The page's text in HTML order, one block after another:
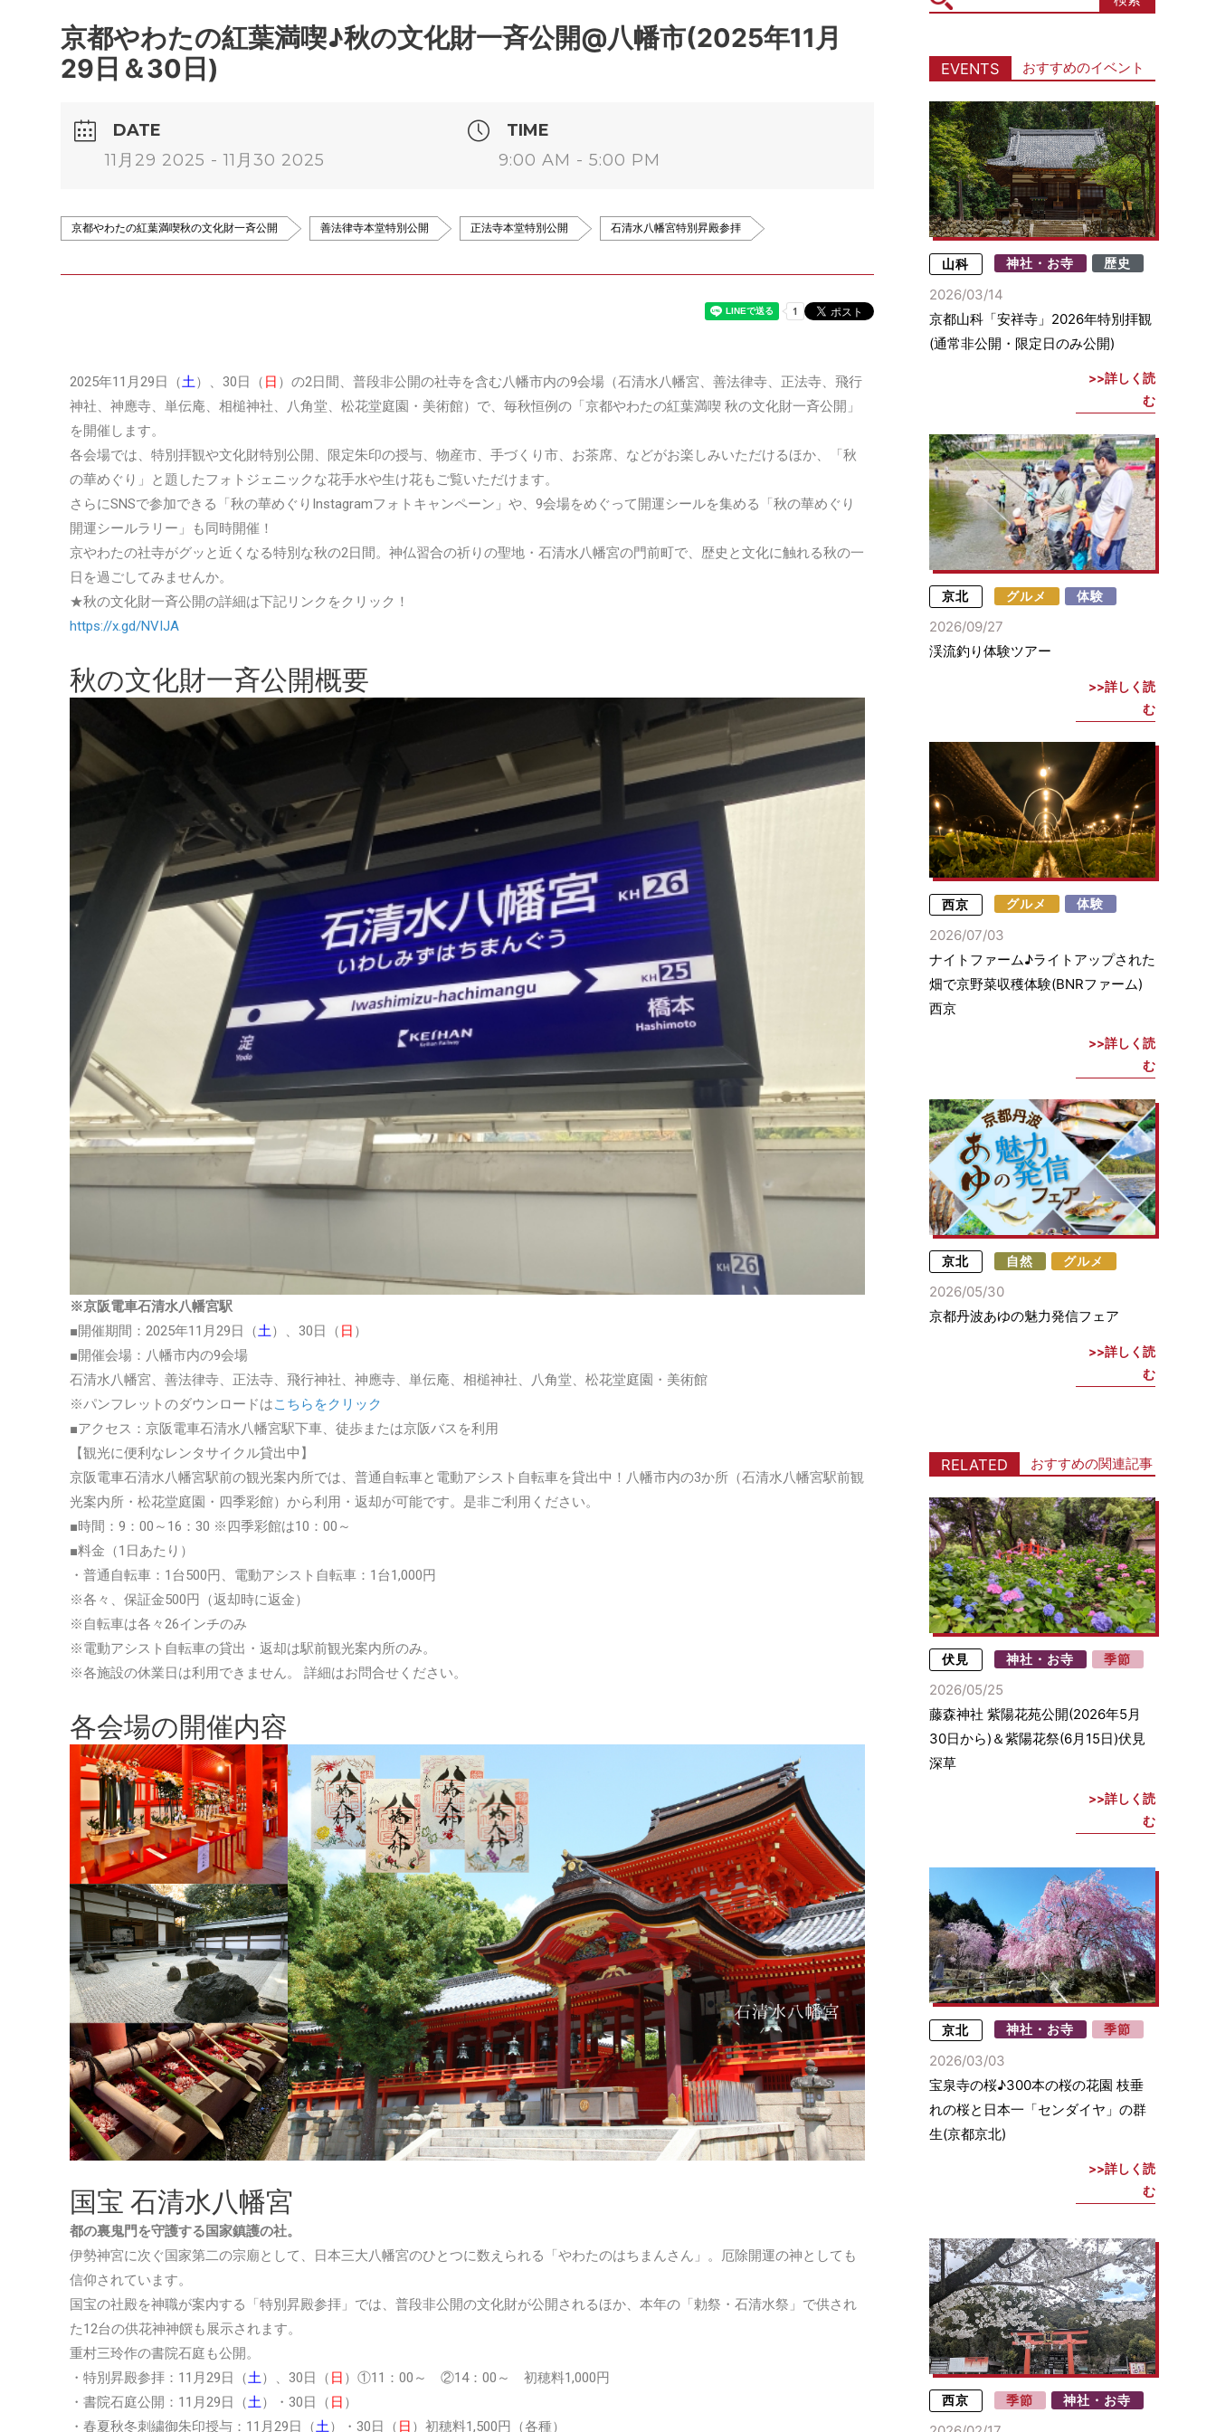
京都やわたの紅葉満喫♪秋の文化財一斉公開@八幡市(2025年11月
29日＆30日)
DATE
11月29 2025 - 11月30 2025
TIME
9:00 AM - 5:00 PM
京都やわたの紅葉満喫秋の文化財一斉公開 善法律寺本堂特別公開 正法寺本堂特別公開 石清水八幡宮特別昇殿参拝
2025年11月29日（土）、30日（ 日 ）の2日間、普段非公開の社寺を含む八幡市内の9会場（石清水八幡宮、善法律寺、正法寺、飛行
神社、神應寺、単伝庵、相槌神社、八角堂、松花堂庭園・美術館）で、毎秋恒例の「京都やわたの紅葉満喫 秋の文化財一斉公開」
を開催します。
各会場では、特別拝観や文化財特別公開、限定朱印の授与、物産市、手づくり市、お茶席、などがお楽しみいただけるほか、「秋
の華めぐり」と題したフォトジェニックな花手水や生け花もご覧いただけます。
さらにSNSで参加できる「秋の華めぐりInstagramフォトキャンペーン」や、9会場をめぐって開運シールを集める「秋の華めぐり
開運シールラリー」も同時開催！
京やわたの社寺がグッと近くなる特別な秋の2日間。神仏習合の祈りの聖地・石清水八幡宮の門前町で、歴史と文化に触れる秋の一
日を過ごしてみませんか。
★秋の文化財一斉公開の詳細は下記リンクをクリック！
https://x.gd/NVIJA
秋の文化財一斉公開概要
※京阪電車石清水八幡宮駅
■開催期間：2025年11月29日（土）、30日（ 日 ）
■開催会場：八幡市内の9会場
石清水八幡宮、善法律寺、正法寺、飛行神社、神應寺、単伝庵、相槌神社、八角堂、松花堂庭園・美術館
※パンフレットのダウンロードはこちらをクリック
■アクセス：京阪電車石清水八幡宮駅下車、徒歩または京阪バスを利用
【観光に便利なレンタサイクル貸出中】
京阪電車石清水八幡宮駅前の観光案内所では、普通自転車と電動アシスト自転車を貸出中！八幡市内の3か所（石清水八幡宮駅前観
光案内所・松花堂庭園・四季彩館）から利用・返却が可能です。是非ご利用ください。
■時間：9：00～16：30 ※四季彩館は10：00～
■料金（1日あたり）
・普通自転車：1台500円、電動アシスト自転車：1台1,000円
※各々、保証金500円（返却時に返金）
※自転車は各々26インチのみ
※電動アシスト自転車の貸出・返却は駅前観光案内所のみ。
※各施設の休業日は利用できません。 詳細はお問合せください。
各会場の開催内容
国宝 石清水八幡宮
都の裏鬼門を守護する国家鎮護の社。
伊勢神宮に次ぐ国家第二の宗廟として、日本三大八幡宮のひとつに数えられる「やわたのはちまんさん」。厄除開運の神としても
信仰されています。
国宝の社殿を神職が案内する「特別昇殿参拝」では、普段非公開の文化財が公開されるほか、本年の「勅祭・石清水祭」で供され
た12台の供花神神饌も展示されます。
重村三玲作の書院石庭も公開。
・特別昇殿参拝：11月29日（土）、30日（ 日 ）①11：00～ ②14：00～ 初穂料1,000円
・書院石庭公開：11月29日（土）・30日（ 日 ）
・春夏秋冬刺繍御朱印授与：11月29日（土）・30日（ 日 ）初穂料1,500円（各種）
icon
EVENTS おすすめのイベント
山科 神社・お寺 歴史
2026/03/14
京都山科「安祥寺」2026年特別拝観
(通常非公開・限定日のみ公開)
詳しく読
む
京北 グルメ 体験
2026/09/27
渓流釣り体験ツアー
詳しく読
む
西京 グルメ 体験
2026/07/03
ナイトファーム♪ライトアップされた
畑で京野菜収穫体験(BNRファーム)
西京
詳しく読
む
京北 自然 グルメ
2026/05/30
京都丹波あゆの魅力発信フェア
詳しく読
む
RELATED おすすめの関連記事
伏見 神社・お寺 季節
2026/05/25
藤森神社 紫陽花苑公開(2026年5月
30日から)＆紫陽花祭(6月15日)伏見
深草
詳しく読
む
京北 神社・お寺 季節
2026/03/03
宝泉寺の桜♪300本の桜の花園 枝垂
れの桜と日本一「センダイヤ」の群
生(京都京北)
詳しく読
む
西京 季節 神社・お寺